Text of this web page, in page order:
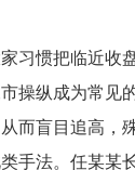
习惯把临近收
操纵成为常见
而盲目追高，
手法。任某某